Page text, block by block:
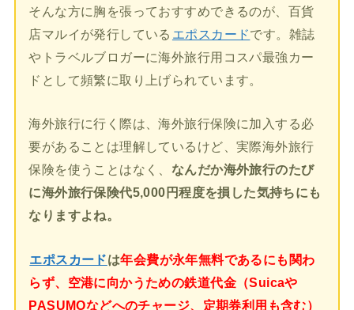
そんな方に胸を張っておすすめできるのが、百貨
店マルイが発行している エポスカードです。雑誌
やトラベルブロガーに海外旅行用コスパ最強カー
ドとして頻繁に取り上げられています。
海外旅行に行く際は、海外旅行保険に加入する必
要があることは理解しているけど、実際海外旅行
保険を使うことはなく、 なんだか海外旅行のたび
に海外旅行保険代5,000円程度を損した気持ちにも
なりますよね。
エポスカードは年会費が永年無料であるにも関わ
らず、空港に向かうための鉄道代金（Suicaや
PASUMOなどへのチャージ、定期券利用も含む）